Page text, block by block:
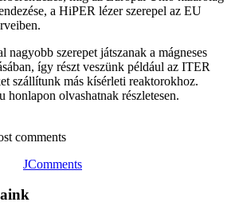
a HiPER lézer szerepel az EU
nagyobb szerepet játszanak a mágneses
így részt veszünk például az ITER
szállítunk más kísérleti reaktorokhoz.
olvashatnak részletesen.
comments
JComments